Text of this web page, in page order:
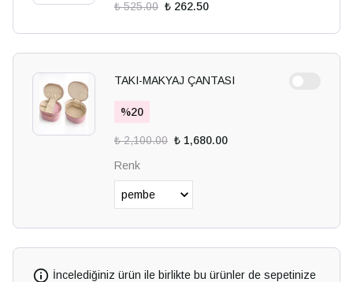
₺ 525.00 ₺ 262.50
TAKI-MAKYAJ ÇANTASI
%20
₺ 2,100.00 ₺ 1,680.00
Renk
İncelediğiniz ürün ile birlikte bu ürünler de sepetinize